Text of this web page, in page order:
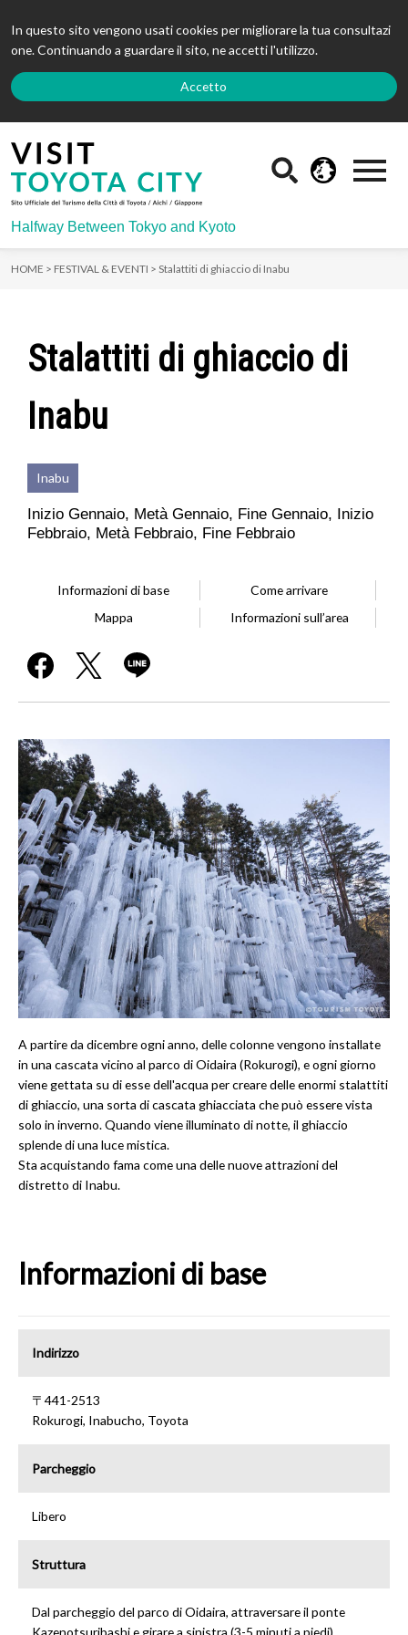
In questo sito vengono usati cookies per migliorare la tua consultazi
one. Continuando a guardare il sito, ne accetti l'utilizzo.
Accetto
Halfway Between Tokyo and Kyoto
HOME > FESTIVAL & EVENTI > Stalattiti di ghiaccio di Inabu
Stalattiti di ghiaccio di
Inabu
Inabu
Inizio Gennaio, Metà Gennaio, Fine Gennaio, Inizio
Febbraio, Metà Febbraio, Fine Febbraio
Informazioni di base
Come arrivare
Mappa
Informazioni sull’area
A partire da dicembre ogni anno, delle colonne vengono installate
in una cascata vicino al parco di Oidaira (Rokurogi), e ogni giorno
viene gettata su di esse dell'acqua per creare delle enormi stalattiti
di ghiaccio, una sorta di cascata ghiacciata che può essere vista
solo in inverno. Quando viene illuminato di notte, il ghiaccio
splende di una luce mistica.
Sta acquistando fama come una delle nuove attrazioni del
distretto di Inabu.
Informazioni di base
Indirizzo
〒441-2513
Rokurogi, Inabucho, Toyota
Parcheggio
Libero
Struttura
Dal parcheggio del parco di Oidaira, attraversare il ponte